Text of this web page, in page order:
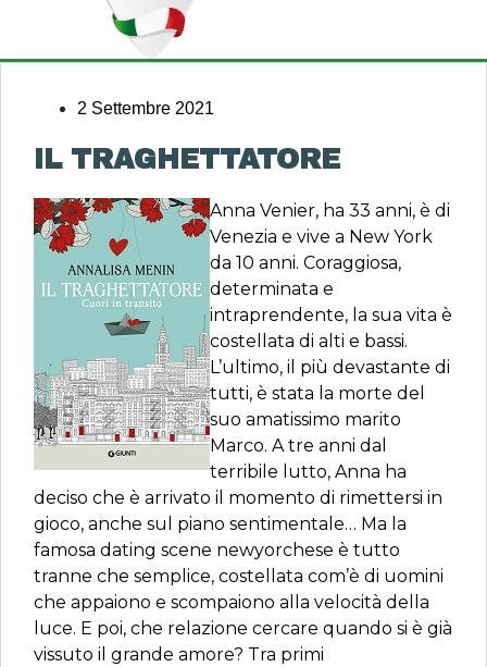
2 Settembre 2021
IL TRAGHETTATORE
Anna Venier, ha 33 anni, è di
Venezia e vive a New York
da 10 anni. Coraggiosa,
determinata e
intraprendente, la sua vita è
costellata di alti e bassi.
L’ultimo, il più devastante di
tutti, è stata la morte del
suo amatissimo marito
Marco. A tre anni dal
terribile lutto, Anna ha
deciso che è arrivato il momento di rimettersi in
gioco, anche sul piano sentimentale… Ma la
famosa dating scene newyorchese è tutto
tranne che semplice, costellata com’è di uomini
che appaiono e scompaiono alla velocità della
luce. E poi, che relazione cercare quando si è già
vissuto il grande amore? Tra primi